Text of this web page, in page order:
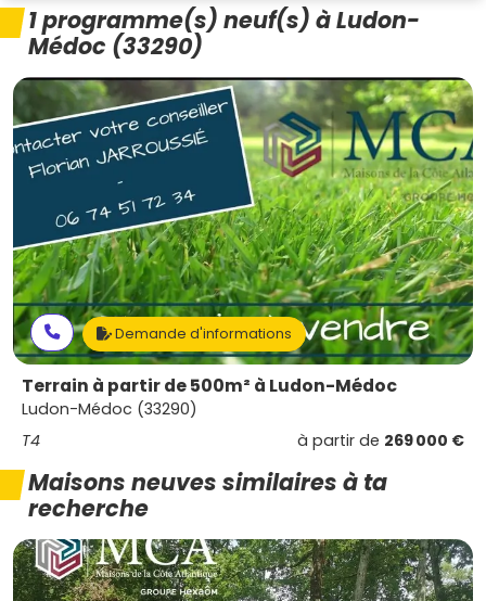
1 programme(s) neuf(s) à Ludon-
Médoc (33290)
Demande d'informations
Terrain à partir de 500m² à Ludon-Médoc
Ludon-Médoc (33290)
T4
à partir de 269 000 €
Maisons neuves similaires à ta
recherche